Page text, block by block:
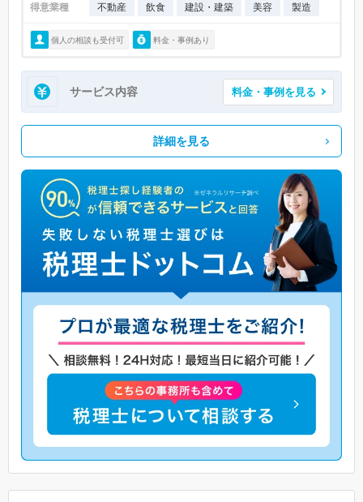
得意業種 不動産 飲食 建設・建築 美容 製造
個人の相談も受付可 料金・事例あり
サービス内容 料金・事例を見る
詳細を見る